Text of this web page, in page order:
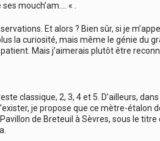
mouch’am…. « .
Et alors ? Bien sûr, si je
la curiosité, mais même le génie du
Mais j’aimerais plutôt être
classique, 2, 3, 4 et 5. D’ailleurs,
je propose que ce mètre-étalon
de Breteuil à Sèvres, sous le titre